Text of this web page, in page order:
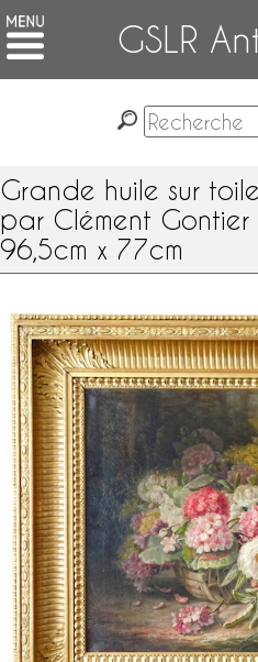
GSLR
Grande huile sur
par Clément
96,5cm x 77cm